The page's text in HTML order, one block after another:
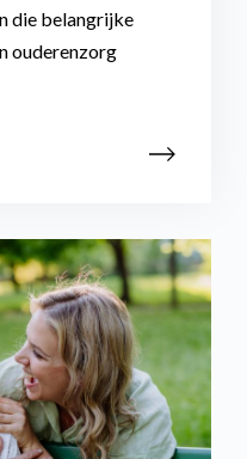
die belangrijke
ouderenzorg